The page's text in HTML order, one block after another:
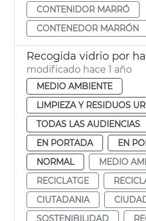
CONTENIDOR MARRÓ
CONTENEDOR MARRÓN
Recogida vidrio por
modificado hace 1 año
MEDIO AMBIENTE
LIMPIEZA Y RESIDUOS
TODAS LAS AUDIENCIAS
EN PORTADA
EN
NORMAL
MEDIO
RECICLATGE
CIUTADANIA
SOSTENIBILIDAD